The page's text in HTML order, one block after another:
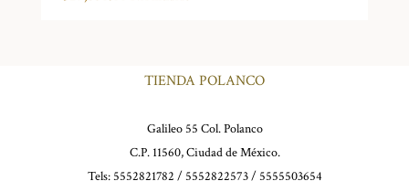
TIENDA POLANCO
Galileo 55 Col. Polanco
C.P. 11560, Ciudad de México.
Tels: 5552821782 / 5552822573 / 5555503654